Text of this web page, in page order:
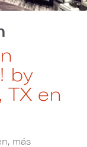
by
TX en
más